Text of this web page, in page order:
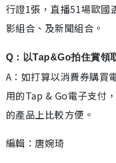
行證1張，直播51場歐國
影組合、及新聞組合。
Q：以Tap&Go拍住賞領
A：如打算以消費券購買
用的Tap & Go電子支付
的產品上比較方便。
編輯：唐婉琦